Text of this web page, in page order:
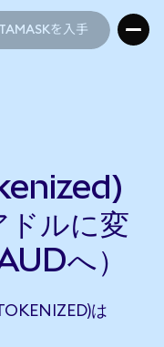
を入手
ドルに変
へ）
は